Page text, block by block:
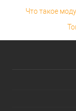
Что такое